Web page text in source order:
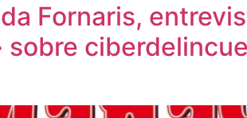
Fornaris,
sobre